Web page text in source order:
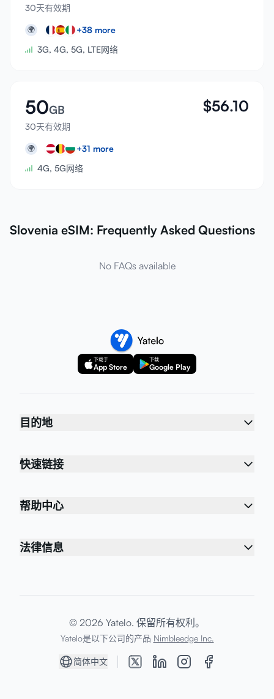
30天有效期
🌍 +38 more
3G, 4G, 5G, LTE网络
50GB
30天有效期
$56.10
🌍 +31 more
4G, 5G网络
Slovenia eSIM: Frequently Asked Questions
No FAQs available
下载于
App Store
下载
Google Play
目的地
快速链接
帮助中心
法律信息
© 2026 Yatelo. 保留所有权利。
Yatelo是以下公司的产品 Nimbleedge Inc.
简体中文